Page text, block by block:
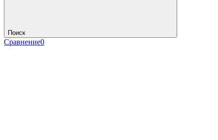
Поиск
Сравнение0